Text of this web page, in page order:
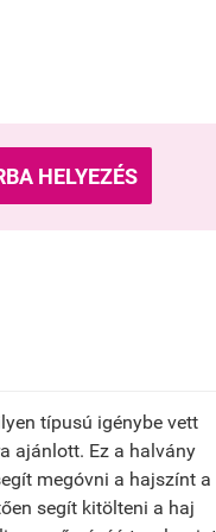
HELYEZÉS
típusú igénybe vett
ajánlott. Ez a halvány
megóvni a hajszínt a
segít kitölteni a haj